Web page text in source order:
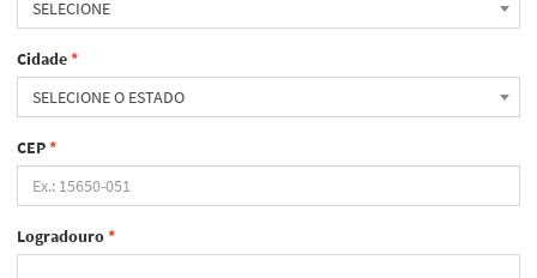
SELECIONE
Cidade*
SELECIONE O ESTADO
CEP*
Logradouro*